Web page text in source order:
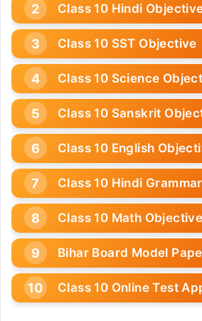
Class 10 Hindi
Class 10 SST Objective
Class 10 Science
Class 10 Sanskrit
Class 10 English
Class 10 Hindi Grammar
Class 10 Math Objective
Bihar Board Model
Class 10 Online Test